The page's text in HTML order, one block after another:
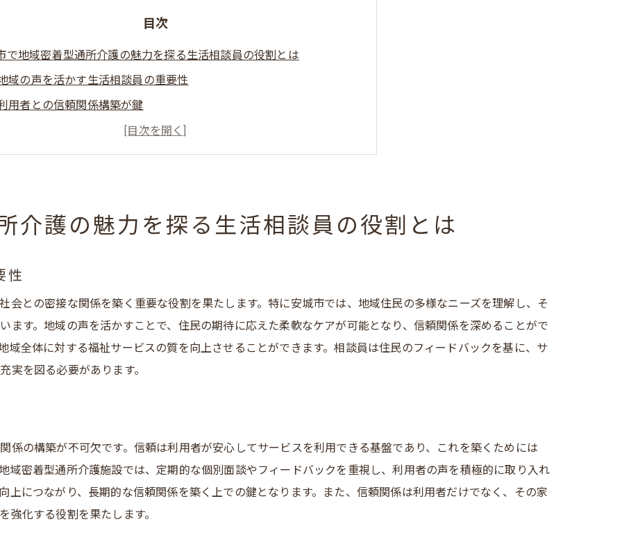
目次
で地域密着型通所介護の魅力を探る生活相談員の役割とは
域の声を活かす生活相談員の重要性
用者との信頼関係構築が鍵
城市における介護ニーズの把握
域密着型サービスの提供方法
会に根ざした生活相談員の求人情報安城市の魅力
城市での働きやすさと生活環境
域密着型求人の探し方と選び方
められるスキルとその磨き方
活相談員としてのキャリアパス
城市での就職活動の流れ
城市ならではの介護の魅力
介護の魅力を探る生活相談員の役割とは
性
会との密接な関係を築く重要な役割を果たします。特に安城市では、地域住民の多様なニーズを理解し、そ
ます。地域の声を活かすことで、住民の期待に応えた柔軟なケアが可能となり、信頼関係を深めることがで
域全体に対する福祉サービスの質を向上させることができます。相談員は住民のフィードバックを基に、サ
実を図る必要があります。
係の構築が不可欠です。信頼は利用者が安心してサービスを利用できる基盤であり、これを築くためには
域密着型通所介護施設では、定期的な個別面談やフィードバックを重視し、利用者の声を積極的に取り入れ
上につながり、長期的な信頼関係を築く上での鍵となります。また、信頼関係は利用者だけでなく、その家
強化する役割を果たします。